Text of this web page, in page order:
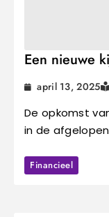
Een nieuwe
april 13, 2025
De opkomst
in de
Financieel